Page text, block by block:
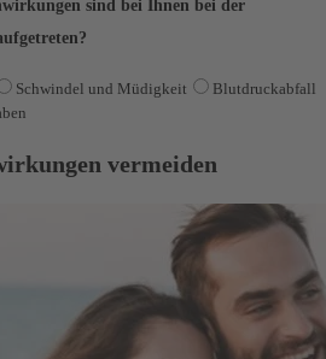
sind bei Ihnen bei der
Schwindel und Müdigkeit
Blutdruckabfall
vermeiden